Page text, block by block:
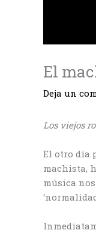
El
Deja un
Los viejos
El otro día
machista,
música